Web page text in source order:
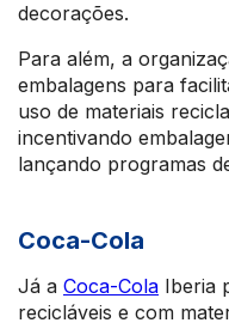
decorações.
Para além, a
embalagens para
uso de materiais
incentivando
lançando programas
Coca-Cola
Já a Coca-Cola Iberia
recicláveis e com